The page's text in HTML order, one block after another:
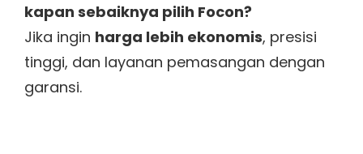
kapan sebaiknya pilih Focon?
Jika ingin harga lebih ekonomis, presisi
tinggi, dan layanan pemasangan dengan
garansi.